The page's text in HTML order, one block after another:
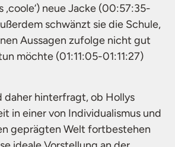
,coole‘) neue Jacke (00:57:35-
schwänzt sie die Schule,
Aussagen zufolge nicht gut
möchte (01:11:05-01:11:27)
daher hinterfragt, ob Hollys
in einer von Individualismus und
geprägten Welt fortbestehen